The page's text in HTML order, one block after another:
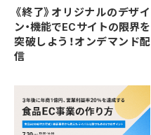
《終了》オリジナルのデザイ
ン・機能でECサイトの限界を
突破しよう！オンデマンド配
信